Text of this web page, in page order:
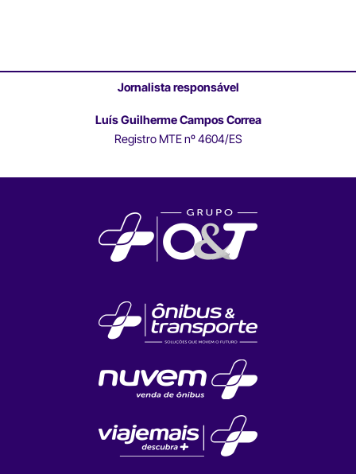
Jornalista responsável
Luís Guilherme Campos Correa
Registro MTE nº 4604/ES